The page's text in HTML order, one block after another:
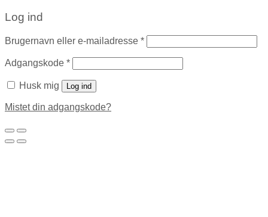
Log ind
Brugernavn eller e-mailadresse *
Adgangskode *
Husk mig Log ind
Mistet din adgangskode?